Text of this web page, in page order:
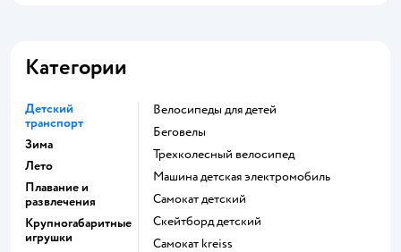
Категории
Детский
транспорт
Зима
Лето
Плавание и
развлечения
Крупногабаритные
игрушки
Велосипеды для детей
Беговелы
Трехколесный велосипед
Машина детская электромобиль
Самокат детский
Скейтборд детский
Самокат kreiss